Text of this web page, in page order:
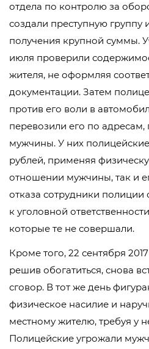
отдела по контролю за
создали преступную группу
получения крупной суммы.
июля проверили
жителя, не оформляя
документации. Затем
против его воли в
перевозили его по
мужчины. У них
рублей, применяя
отношении мужчины, так и
отказа сотрудники
к уголовной
которые те не совершали.
Кроме того, 22 сентября
решив обогатиться, снова
сговор. В тот же день
физическое насилие и
местному жителю, требуя у
Полицейские угрожали